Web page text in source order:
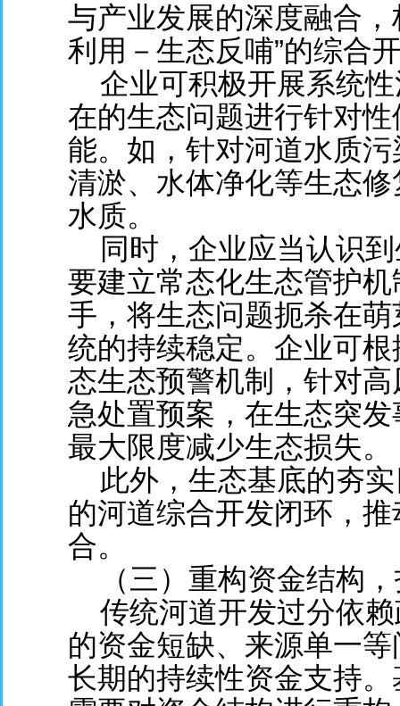
与产业发展的深度融合
利用－生态反哺”的综合
企业可积极开展系统性
在的生态问题进行针对
能。如，针对河道水质
清淤、水体净化等生态
水质。
同时，企业应当认识到
要建立常态化生态管护
手，将生态问题扼杀在
统的持续稳定。企业可
态生态预警机制，针对
急处置预案，在生态突
最大限度减少生态损失。
此外，生态基底的夯实
的河道综合开发闭环，
合。
（三）重构资金结构，
传统河道开发过分依赖
的资金短缺、来源单一
长期的持续性资金支持